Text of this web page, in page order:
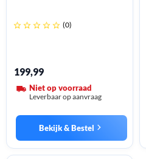
     (0)
199,99
Niet op voorraad
Leverbaar op aanvraag
Bekijk & Bestel